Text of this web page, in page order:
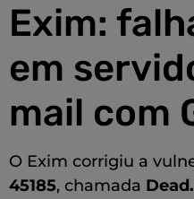
Exim:
em
mail com
O Exim corrigiu a
45185, chamada